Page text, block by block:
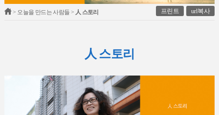
> 오늘을 만드는 사람들 > 人 스토리 프린트 url복사
人 스토리